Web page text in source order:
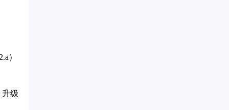
）
级